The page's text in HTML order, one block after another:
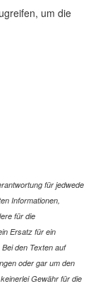
um die
für jedwede
Informationen,
für die
Ersatz für ein
den Texten auf
oder gar um den
Gewähr für die